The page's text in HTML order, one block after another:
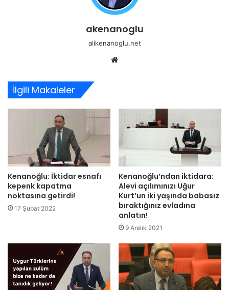
akenanoglu
alikenanoglu.net
İlgili Makaleler
Kenanoğlu: İktidar esnafı
kepenk kapatma
noktasına getirdi!
17 Şubat 2022
Kenanoğlu’ndan iktidara:
Alevi açılımınızı Uğur
Kurt’un iki yaşında babasız
bıraktığınız evladına
anlatın!
9 Aralık 2021